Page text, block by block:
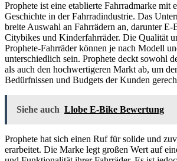
Prophete ist eine etablierte Fahrradmarke mit
Geschichte in der Fahrradindustrie. Das
breite Auswahl an Fahrrädern an, darunter E-
Citybikes und Kinderfahrräder. Die Qualität
Prophete-Fahrräder können je nach Modell
unterschiedlich sein. Prophete deckt sowohl
als auch den hochwertigeren Markt ab, um
Bedürfnissen und Budgets der Kunden
Siehe auch Llobe E-Bike Bewertung
Prophete hat sich einen Ruf für solide und
erarbeitet. Die Marke legt großen Wert auf